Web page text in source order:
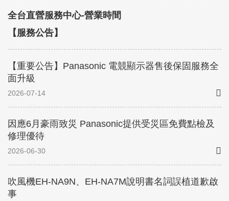
【服務公告】
全台直營服務中心-營業時間
2026-07-14
【重要公告】Panasonic 電競顯示器售後保固服務全
面升級
2026-06-30
因應6月豪雨致災 Panasonic提供受災區免費點檢及
修理優待
吹風機EH-NA9N、EH-NA7M說明書名詞誤植道歉啟
事